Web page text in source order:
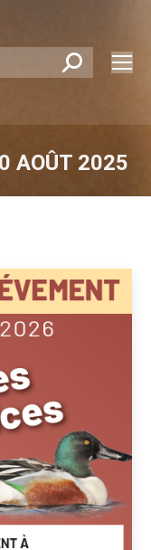
AOÛT 2025